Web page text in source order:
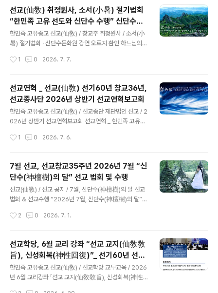
교 ‘정도정회(正道正回)’ 시대선언선교(仙敎) 교단, 선교
수리훈 『한민족고유선교고(韓民族固有仙敎考)』 반포취
정원사 기조연설, “대한민국 제헌(制憲)과 민족종교 선교
(仙敎) 종헌(宗憲)”선교종사단, 선기60년 선교창교36년
상반기 선교연혁 보고회​ [선교중앙종무원] 한국의 민족종
林院)은 2026년 7월 17일 “제78주년 제헌절(制憲
선교(仙敎) 취정원사, 소서(小暑) 절기법회
“한민족 고유 선도와 신단수 수행” 신단수문
화원 강연
한민족 고유종교 선교(仙敎) / 창교주 취정원사 / 소서(小
暑) 절기법회 · 신단수문화원 강연 오로지 환인 하느님의
화오로지 환인 하느님께 귀의하며 신성회복 환기9194년
선교(仙敎) 절기법회 / 24절기 소서선교 창시자 취정원사
님 선도법문 ​“한민족 고유 선도(韓民族固有仙道)와 신
단수 수행(神檀樹修行)”“선도(仙道)의 맥(脈)은 하느님
환인(桓因)의 교화 선교(仙敎)에서 비롯되어 환국(桓國)
국선도(桓國仙道)’이며, 한국선도(韓國仙道)의 본원이
1 0 2026. 7. 7.
선교연혁 _ 선교(仙敎) 선기60년 창교36년,
선교종사단 2026년 상반기 선교연혁보고회
한민족 고유종교 선교(仙敎) / 선교종단 재단법인 선교 / 2
026년 상반기 선교연혁보고회 선교연혁 _ 한민족 고유종
기 선교연혁보고회 [선교중앙종무원] 한민족 고유종교 선
단(仙敎宗史團)의 환기9223년 선기60년 선교창교36
년 “2026년 병오년 상반기 선교연혁보고회”를 개최하였
습니다. 병오년 상반기 선교연혁보고회(仙敎沿革報告
會)는 선교창교 36년(35주년)의 선교 포덕교화(仙敎布
림재(羽林齋) 선교종사단(仙敎宗史團)의 노고를 치하하
1 0 2026. 7. 6.
7월 선교, 선교창교35주년 2026년 7월 “신
단수(神檀樹)의 달” 선교 법회 및 수행
선교(仙敎) / 선교 공지 / 7월, 신단수(神檀樹)의 달 선교
법회 & 선교수행 “2026년 7월, 신단수(神檀樹)의 달”
선교 포덕교화 월별공지 2026.7.1 ~ 7.31 선교 법회 및 수
순천명(順天命) / 182일~212일 정회(正回) ※선기60년
선교창교36년, 선교 창교주 취정원사님 “신단수(神檀樹)
의 달” 7월 교지 / 7.1 ※선기60년 선교창교36년, 선교환
인집부회 선교종사단 “선교연혁 보고회” / 7.1 ※선기60년
선교창교36년, 취정원사님 신단수문화원 강연 “한민족 고
2 0 2026. 7. 1.
선교학당, 6월 교리 강좌 “선교 교지(仙敎敎
旨), 신성회복(神性回復)”_ 선기60년 선교
창교36년 열린학당
한민족 고유종교 선교(仙敎) / 선교학당 교무교육 / 2026
년 6월 교리강좌 「선교 교지(仙敎敎旨), 신성회복(神性